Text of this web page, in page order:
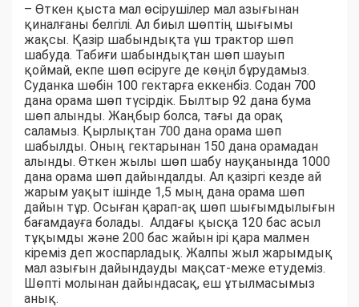
– Өткен қыста мал өсірушілер мал азығынан
қиналғаны белгілі. Ал биыл шөптің шығымы
жақсы. Қазір шабындықта үш трактор шөп
шабуда. Табиғи шабындықтан шөп шауып
қоймай, екпе шөп өсіруге де көңіл бұрудамыз.
Суданка шөбін 100 гектарға еккенбіз. Содан 700
дана орама шөп түсірдік. Былтыр 92 дана бума
шөп алынды. Жаңбыр болса, тағы да орақ
саламыз. Қырлықтан 700 дана орама шөп
шабылды. Оның гектарынан 150 дана орамадан
алынды. Өткен жылы шөп шабу науқанында 1000
дана орама шөп дайындалды. Ал қазіргі кезде ай
жарым уақыт ішінде 1,5 мың дана орама шөп
дайын тұр. Осыған қарап-ақ шөп шығымдылығын
бағамдауға болады. Алдағы қысқа 120 бас асыл
тұқымды және 200 бас жайын ірі қара малмен
кіреміз деп жоспарладық. Жалпы жыл жарымдық
мал азығын дайындауды мақсат-меже етудеміз.
Шөпті молынан дайындасақ, еш ұтылмасымыз
анық.